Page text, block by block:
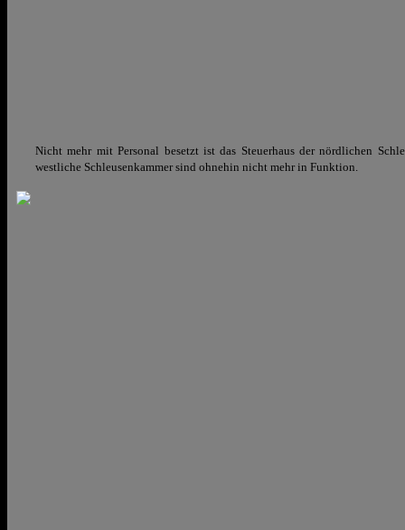
Nicht mehr mit Personal besetzt ist das Steuerhaus der nördlichen
westliche Schleusenkammer sind ohnehin nicht mehr in Funktion.